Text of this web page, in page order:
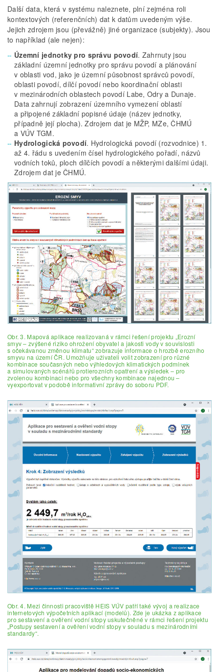
Další data, která v systému naleznete, plní zejména roli
kontextových (referenčních) dat k datům uvedeným výše.
Jejich zdrojem jsou (převážně) jiné organizace (subjekty). Jsou
to například (ale nejen):
Územní jednotky pro správu povodí. Zahrnuty jsou
základní územní jednotky pro správu povodí a plánování
v oblasti vod, jako je územní působnost správců povodí,
oblasti povodí, dílčí povodí nebo koordinační oblasti
v mezinárodních oblastech povodí Labe, Odry a Dunaje.
Data zahrnují zobrazení územního vymezení oblastí
a připojené základní popisné údaje (název jednotky,
případně její plocha). Zdrojem dat je MŽP, MZe, ČHMÚ
a VÚV TGM.
Hydrologická povodí. Hydrologická povodí (rozvodnice) 1.
až 4. řádu s uvedením čísel hydrologického pořadí, názvů
vodních toků, ploch dílčích povodí a některými dalšími údaji.
Zdrojem dat je ČHMÚ.
Obr. 3. Mapová aplikace realizovaná v rámci řešení projektu „Erozní
smyv – zvýšené riziko ohrožení obyvatel a jakosti vody v souvislosti
s očekávanou změnou klimatu“ zobrazuje informace o hrozbě erozního
smyvu na území ČR. Umožňuje uživateli volit zobrazení pro různé
kombinace současných nebo výhledových klimatických podmínek
a simulovaných scénářů protierozních opatření a výsledek – pro
zvolenou kombinaci nebo pro všechny kombinace najednou –
vyexportovat v podobě informativní zprávy do soboru PDF.
Obr. 4. Mezi činnosti pracoviště HEIS VÚV patří také vývoj a realizace
internetových výpočetních aplikací (modelů). Zde je ukázka z aplikace
pro sestavení a ověření vodní stopy uskutečněné v rámci řešení projektu
„Postupy sestavení a ověření vodní stopy v souladu s mezinárodními
standardy“.